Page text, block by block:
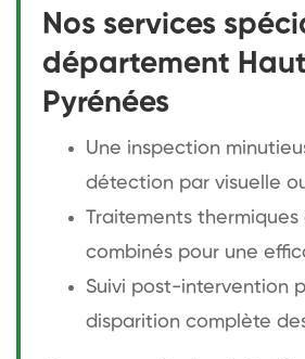
Nos services
département
Pyrénées
Une inspection
détection par visuelle
Traitements
combinés pour une
Suivi post-intervention
disparition complète